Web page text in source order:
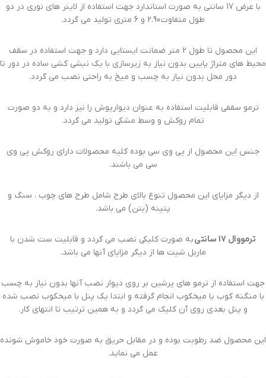
با عرض 17 سانتی به صورت استاندارد جهت استفاده از لاینر های نوری در دو
طول متفاوت 2.90 و 6 متری تولید می گردد.
این محصول تا طول 2 متر ضمانت ایستایی دارد و جهت استفاده در سقف
محیط های متراژ پایین بدون نیاز به زیرسازی با یک نبشی کشی ساده در دور تا
دور محل بدون نیاز به چسب و میخ به راحتی نصب می گردد.
ترمو سقفی قابلیت استفاده به عنوان دیوارپوش را نیز دارد و به دو صورت
تمام روکش و وسط مشکی تولید می گردد.
جنس این محصول از پی وی سی بوده کلیه محصولات دارای روکش پی وی
سی می باشند.
از دیگر مزایای این محصول تنوع بالای طرح شامل طرح های چوب ، سنگ و
پتینه (بتن) می باشد.
ترمووال 17 سانتی
به صورت کلیکی نصب می گردد و قابلیت ست شدن با
ماربل شیت ها از دیگر مزایای آنها می باشد.
جهت استفاده از ترمو های پرشین بر روی دیوار نصب آنها بدون نیاز به چسب
با منگنه کوب یا میخکوب انجام گرفته و ابتدا یک پنل با میخکوب نصب شده
و پنل بعدی روی آن کلیک می گردد و به همین ترتیب تا انتهای کار.
این محصول ضد رطوبت بوده و در مقابل حریق به صورت خود خاموش شونده
عمل می نماید.